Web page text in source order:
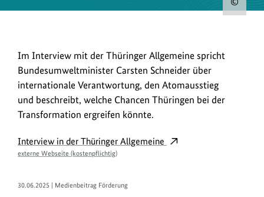
Im
Interview
spricht
der
Bundesumweltminister
internationale
Verantwortung,
Atomausstieg
Im Interview mit der Thüringer Allgemeine spricht
Bundesumweltminister Carsten Schneider über
internationale Verantwortung, den Atomausstieg
und beschreibt, welche Chancen Thüringen bei der
Transformation ergreifen könnte.
Interview in der Thüringer Allgemeine
externe Webseite (kostenpflichtig)
30.06.2025 | Medienbeitrag Förderung